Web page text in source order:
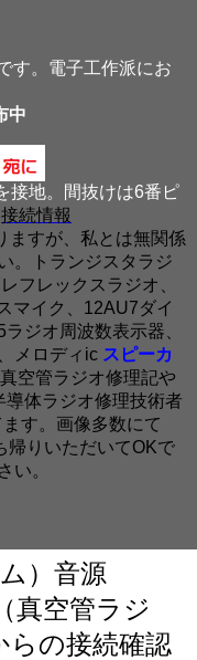
す。電子工作派にお
中
接地。間抜けは6番ピ
接続情報
すが、私とは無関係
。トランジスタラジ
フレックスラジオ、
マイク、12AU7ダイ
ジオ周波数表示器、
メロディic スピーカ
空管ラジオ修理記や
導体ラジオ修理技術者
す。画像多数にて
帰りいただいてOKで
い。
ム）音源
真空管ラジ
らの接続確認